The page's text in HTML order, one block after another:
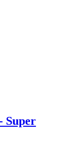
Super